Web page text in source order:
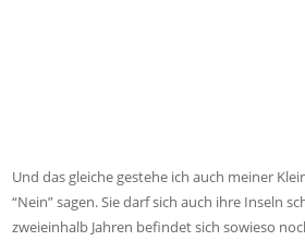
Und das gleiche gestehe ich auch meiner
“Nein” sagen. Sie darf sich auch ihre Inseln
zweieinhalb Jahren befindet sich sowieso